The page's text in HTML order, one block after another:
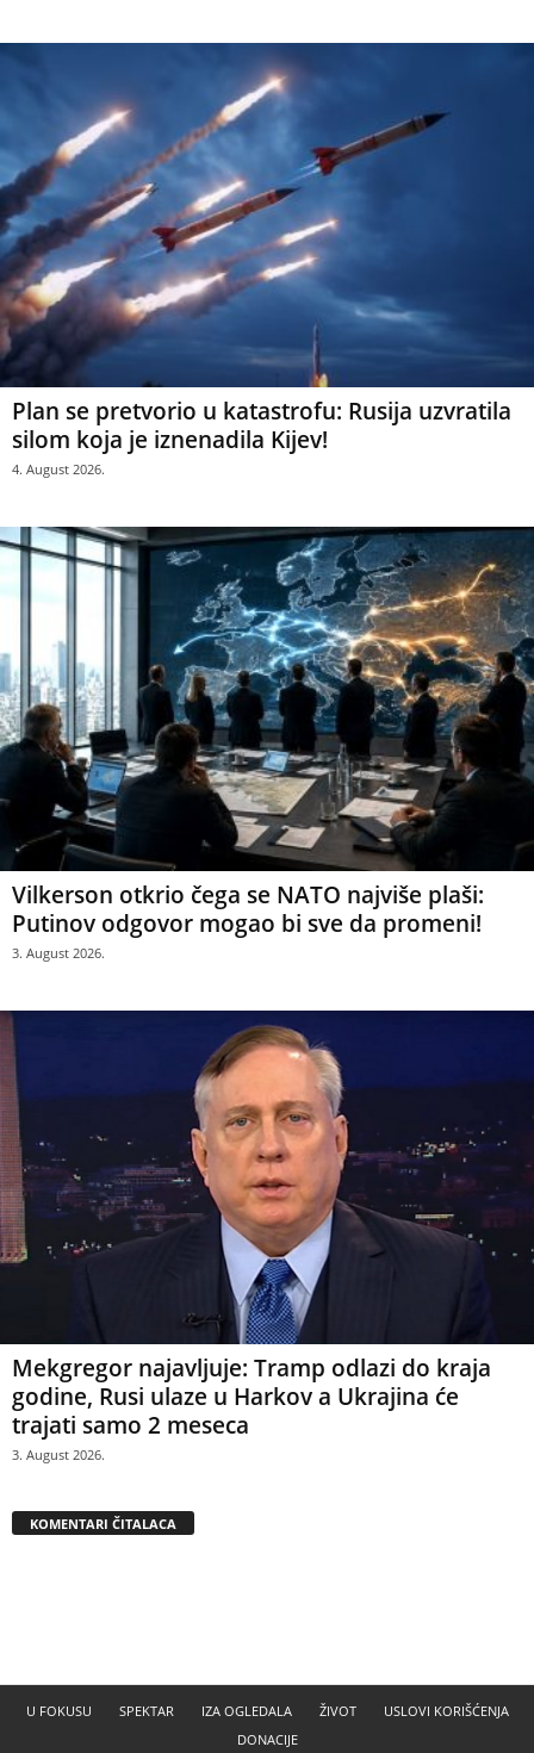
Plan se pretvorio u katastrofu: Rusija uzvratila
silom koja je iznenadila Kijev!
4. August 2026.
Vilkerson otkrio čega se NATO najviše plaši:
Putinov odgovor mogao bi sve da promeni!
3. August 2026.
Mekgregor najavljuje: Tramp odlazi do kraja
godine, Rusi ulaze u Harkov a Ukrajina će
trajati samo 2 meseca
3. August 2026.
KOMENTARI ČITALACA
U FOKUSU SPEKTAR IZA OGLEDALA ŽIVOT
USLOVI KORIŠĆENJA
DONACIJE